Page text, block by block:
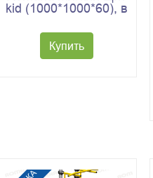
kid (1000*1000*60), в
Купить